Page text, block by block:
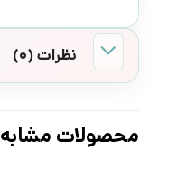
نظرات (0)
محصولات مشابه